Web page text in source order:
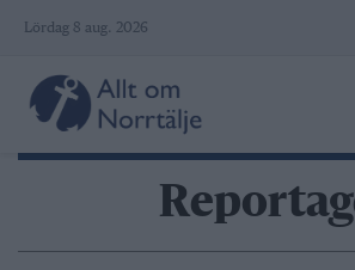
Skip
content
Lördag 8 aug. 2026